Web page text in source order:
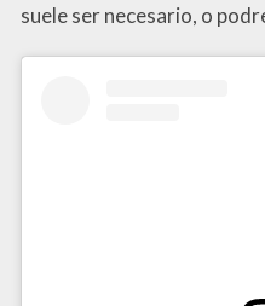
suele ser necesario, o